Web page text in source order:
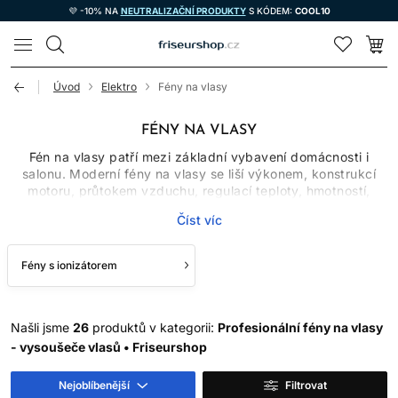
💜 -10% NA NEUTRALIZAČNÍ PRODUKTYS KÓDEM: COOL10
LOMAX
Úvod Elektro Fény na vlasy
FÉNY NA VLASY
Fén na vlasy patří mezi základní vybavení domácnosti i
salonu. Moderní fény na vlasy se liší výkonem, konstrukcí
motoru, průtokem vzduchu, regulací teploty, hmotností,
neznamená nejšetrnější ani nejrychlejší sušení. Důležitá je
kombinace účinného proudění vzduchu, vhodné teploty a
správné techniky.
Profesionální fén na vlasy musí zvládnout častý provoz,
VÝKON, MOTOR A
PROUDĚNÍ VZDUCHU
Číst víc
Fény s ionizátorem
Našli jsme 26 produktů v kategorii: Profesionální fény na vlasy
- vysoušeče vlasů • Friseurshop
Nejoblíbenější Filtrovat